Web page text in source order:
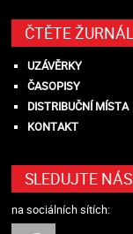
ČTĚTE ŽURNÁL
UZÁVĚRKY
ČASOPISY
DISTRIBUČNÍ MÍSTA
KONTAKT
SLEDUJTE NÁS
na sociálních sítích: